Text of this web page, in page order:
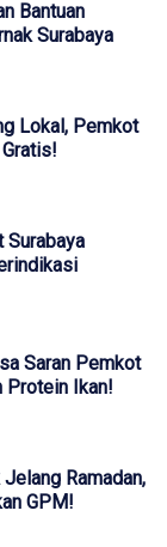
Bantuan
Surabaya
Lokal, Pemkot
Surabaya
Saran Pemkot
Protein Ikan!
Ramadan,
GPM!